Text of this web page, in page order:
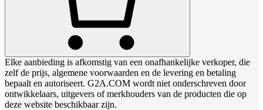
Elke aanbieding is afkomstig van een onafhankelijke verkoper, die
zelf de prijs, algemene voorwaarden en de levering en betaling
bepaalt en autoriseert. G2A.COM wordt niet onderschreven door
ontwikkelaars, uitgevers of merkhouders van de producten die op
deze website beschikbaar zijn.